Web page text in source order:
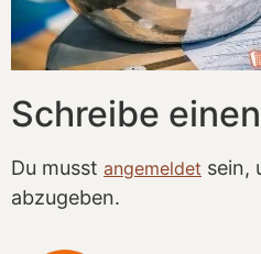
Schreibe
Du musst angemeldet sein,
abzugeben.